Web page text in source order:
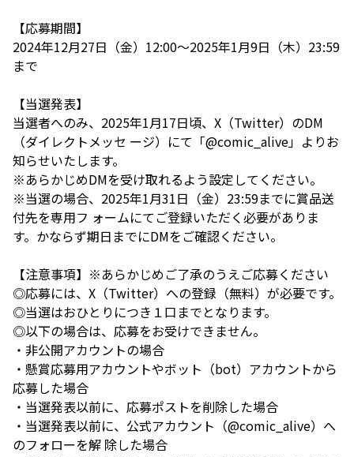
【応募期間】
2024年12月27日（金）12:00～2025年1月9日（木）23:59
まで
【当選発表】
当選者へのみ、2025年1月17日頃、X（Twitter）のDM
（ダイレクトメッセ ージ）にて「@comic_alive」よりお
知らせいたします。
※あらかじめDMを受け取れるよう設定してください。
※当選の場合、2025年1月31日（金）23:59までに賞品送
付先を専用フ ォームにてご登録いただく必要がありま
す。かならず期日までにDMをご確認ください。
【注意事項】※あらかじめご了承のうえご応募ください
◎応募には、X（Twitter）への登録（無料）が必要です。
◎当選はおひとりにつき１口までとなります。
◎以下の場合は、応募をお受けできません。
・非公開アカウントの場合
・懸賞応募用アカウントやボット（bot）アカウントから
応募した場合
・当選発表以前に、応募ポストを削除した場合
・当選発表以前に、公式アカウント（@comic_alive）へ
のフォローを解 除した場合